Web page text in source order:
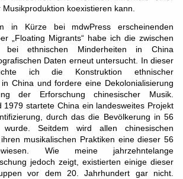
koexistieren kann.
in Kürze bei mdwPress erscheinenden
„Floating Migrants“ habe ich die zwischen
ethnischen Minderheiten in China
Daten erneut untersucht. In dieser
ich die Konstruktion ethnischer
China und fordere eine Dekolonialisierung
der Erforschung chinesischer Musik.
1979 startete China ein landesweites Projekt
durch das die Bevölkerung in 56
wurde. Seitdem wird allen chinesischen
musikalischen Praktiken eine dieser 56
Wie meine jahrzehntelange
jedoch zeigt, existierten einige dieser
vor dem 20. Jahrhundert gar nicht.